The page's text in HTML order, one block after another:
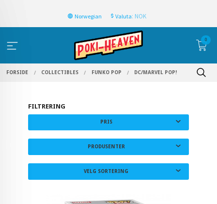
Norwegian Valuta: NOK
0
FORSIDE COLLECTIBLES FUNKO POP DC/MARVEL POP!
FILTRERING
PRIS
PRODUSENTER
VELG SORTERING